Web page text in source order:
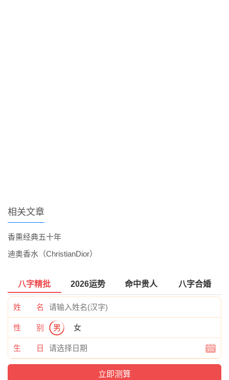
相关文章
香熏经典五十年
迪奥香水（ChristianDior）
八字精批 2026运势 命中贵人 八字合婚
姓 名
性 别 男 女
生 日